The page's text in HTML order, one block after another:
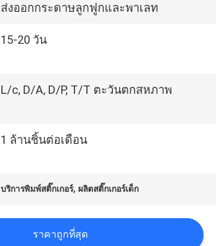
ส่งออกกระดาษลูกฟูกและพาเลท
15-20 วัน
L/c, D/A, D/P, T/T ตะวันตกสหภาพ
1 ล้านชิ้นต่อเดือน
บริการพิมพ์สติ๊กเกอร์,ผลิตสติ๊กเกอร์เด็ก
ราคาถูกที่สุด